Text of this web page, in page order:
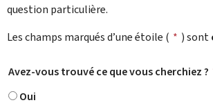
question particulière.
Les champs marqués d’une étoile ( * ) sont
Avez-vous trouvé ce que vous cherchiez ?
Oui